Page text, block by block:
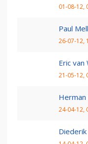
01-08-12,
Paul
26-07-12,
Eric
21-05-12,
24-04-12,